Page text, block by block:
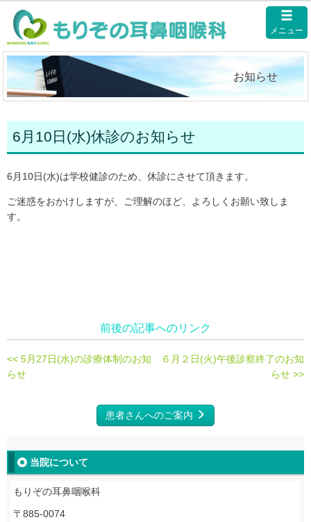
メニュー
お知らせ
6月10日(水)休診のお知らせ
6月10日(水)は学校健診のため、休診にさせて頂きます。
ご迷惑をおかけしますが、ご理解のほど、よろしくお願い致しま
す。
前後の記事へのリンク
<< 5月27日(水)の診療体制のお知
らせ
６月２日(火)午後診察終了のお知
らせ >>
患者さんへのご案内
当院について
もりぞの耳鼻咽喉科
〒885-0074